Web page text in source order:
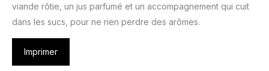
viande rôtie, un jus parfumé et un accompagnement qui cuit
dans les sucs, pour ne rien perdre des arômes.
Imprimer